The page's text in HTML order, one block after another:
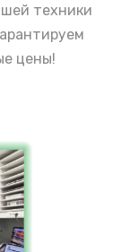
техники
цены!